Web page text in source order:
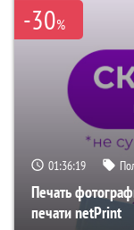
-30%
01:36:18
Печать
печати netPrint